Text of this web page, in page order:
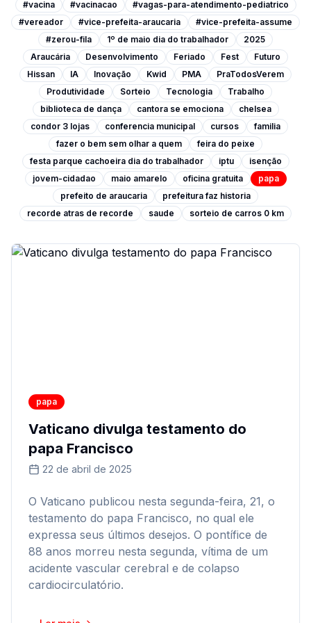
#vacina #vacinacao
#vagas-para-atendimento-pediatrico
#vereador
#vice-prefeita-araucaria
#vice-prefeita-assume
#zerou-fila
1º de maio dia do trabalhador
2025
Araucária
Desenvolvimento Feriado Fest
Futuro
Hissan
IA Inovação Kwid PMA
PraTodosVerem
Produtividade
Sorteio Tecnologia
Trabalho
biblioteca de dança
cantora se emociona
chelsea
condor 3 lojas
conferencia municipal cursos
familia
fazer o bem sem olhar a quem
feira do peixe
festa parque cachoeira dia do trabalhador
iptu
isenção
jovem-cidadao
maio amarelo oficina gratuita
papa
prefeito de araucaria
prefeitura faz historia
recorde atras de recorde
saude sorteio de carros 0 km
papa
Vaticano divulga testamento do
papa Francisco
22 de abril de 2025
O Vaticano publicou nesta segunda-feira, 21, o
testamento do papa Francisco, no qual ele
expressa seus últimos desejos. O pontífice de
88 anos morreu nesta segunda, vítima de um
acidente vascular cerebral e de colapso
cardiocirculatório.